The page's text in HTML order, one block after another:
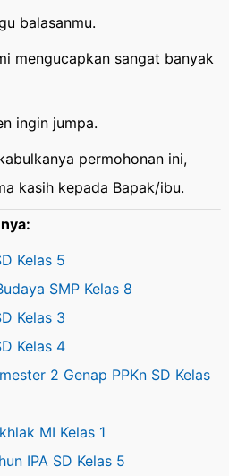
balasanmu.
mengucapkan sangat banyak
ingin jumpa.
permohonan ini,
kasih kepada Bapak/ibu.
Kelas 5
SMP Kelas 8
Kelas 3
Kelas 4
2 Genap PPKn SD Kelas
MI Kelas 1
IPA SD Kelas 5